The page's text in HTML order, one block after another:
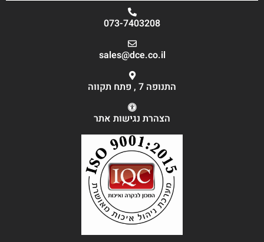
073-7403208
sales@dce.co.il
התנופה 7 , פתח תקווה
הצהרת נגישות אתר